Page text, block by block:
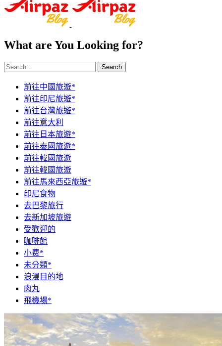
What are You Looking for?
Search
前往中國旅遊*
前往印尼旅遊*
前往台灣旅遊*
前往意大利
前往日本旅遊*
前往泰國旅遊*
前往韓國旅遊
前往韓國旅遊
前往馬來西亞旅遊*
印尼食物
去巴黎旅行
去新加坡旅遊
受歡迎的
咖啡館
小费*
未分類*
浪漫目的地
肉丸
飛機場*